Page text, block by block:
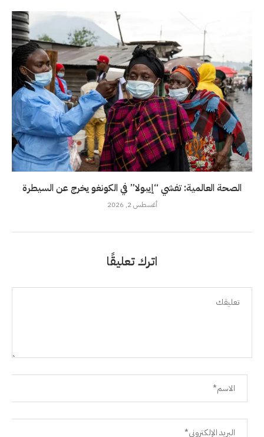
الصحة العالمية: تفشي “إيبولا” في الكونغو يخرج عن السيطرة
أغسطس 2, 2026
اترك تعليقًا